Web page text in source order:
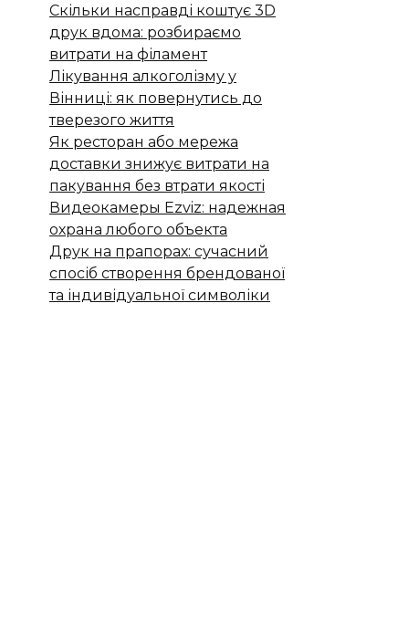
Скільки насправді коштує 3D
друк вдома: розбираємо
витрати на філамент
Лікування алкоголізму у
Вінниці: як повернутись до
тверезого життя
Як ресторан або мережа
доставки знижує витрати на
пакування без втрати якості
Видеокамеры Ezviz: надежная
охрана любого объекта
Друк на прапорах: сучасний
спосіб створення брендованої
та індивідуальної символіки